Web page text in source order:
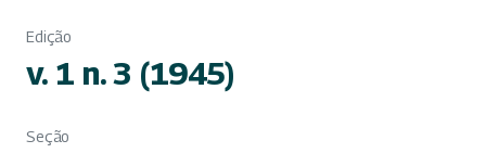
Edição
v. 1 n. 3 (1945)
Seção